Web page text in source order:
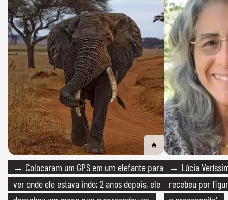
→ Colocaram um GPS em um elefante para
ver onde ele estava indo; 2 anos depois, ele
→ Lúcia
recebeu por